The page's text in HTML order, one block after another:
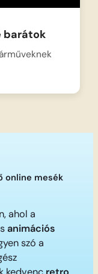
barátok
online mesék
ahol a
animációs
szó a